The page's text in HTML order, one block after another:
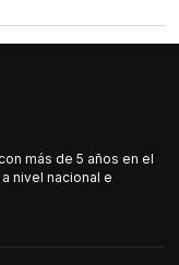
más de 5 años en el
nivel nacional e